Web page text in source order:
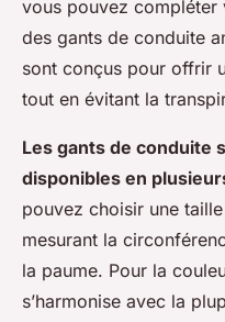
vous pouvez compléter
des gants de conduite
sont conçus pour offrir
tout en évitant la
Les gants de conduite
disponibles en
pouvez choisir une
mesurant la
la paume. Pour la
s’harmonise avec la